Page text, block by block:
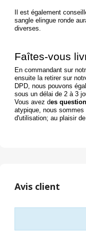
Il est également
sangle elingue ronde
diverses.
Faîtes-vous
En commandant sur
ensuite la retirer sur
DPD, nous pouvons
sous un délai de 2 à 3
Vous avez des
atypique, nous
d'utilisation; au plaisir
Avis client